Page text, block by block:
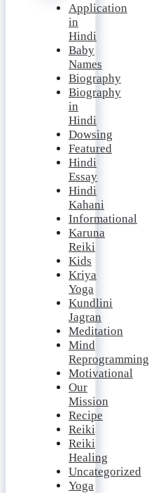
Application
in
Hindi
Baby
Names
Biography
Biography
in
Hindi
Dowsing
Featured
Hindi
Essay
Hindi
Kahani
Informational
Karuna
Reiki
Kids
Kriya
Yoga
Kundlini
Jagran
Meditation
Mind
Reprogramming
Motivational
Our
Mission
Recipe
Reiki
Reiki
Healing
Uncategorized
Yoga